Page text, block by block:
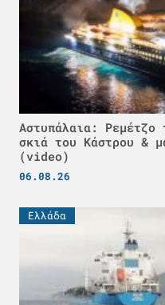
Αστυπάλαια:
σκιά του Κάστρου &
(video)
06.08.26
Ελλάδα